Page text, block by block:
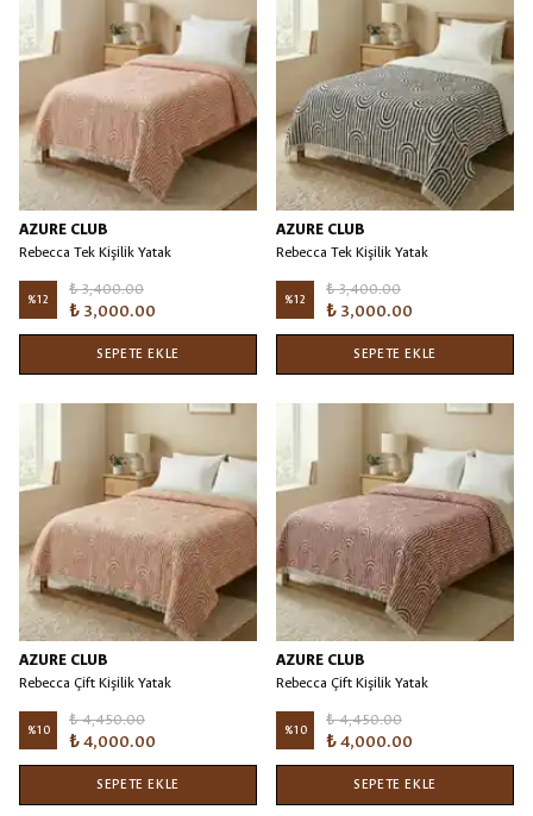
AZURE CLUB
Rebecca Tek Kişilik Yatak
%12
₺ 3,400.00
₺ 3,000.00
SEPETE EKLE
AZURE CLUB
Rebecca Tek Kişilik Yatak
%12
₺ 3,400.00
₺ 3,000.00
SEPETE EKLE
AZURE CLUB
Rebecca Çift Kişilik Yatak
%10
₺ 4,450.00
₺ 4,000.00
SEPETE EKLE
AZURE CLUB
Rebecca Çift Kişilik Yatak
%10
₺ 4,450.00
₺ 4,000.00
SEPETE EKLE